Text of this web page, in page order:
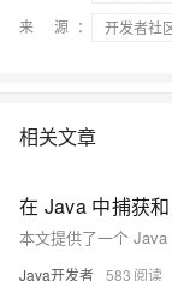
来 源：
开发者社
相关文章
在 Java 中捕获
Java开发者 583